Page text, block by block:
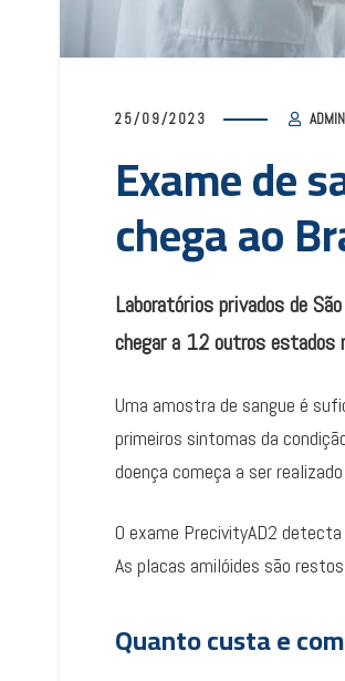
25/09/2023 ADMIN
Exame de
chega ao
Laboratórios privados de
chegar a 12 outros estados
Uma amostra de sangue é
primeiros sintomas da
doença começa a ser
O exame PrecivityAD2
As placas amilóides são
Quanto custa e